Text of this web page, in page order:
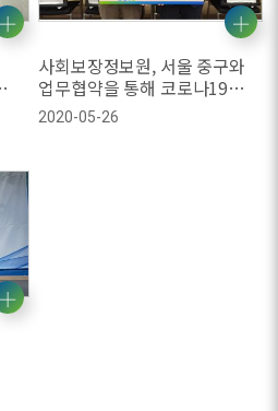
사회보장정보원, 서울 중구와
업무협약을 통해 코로나19
실직가정 청소년에게 장학금
후원
2020-05-26